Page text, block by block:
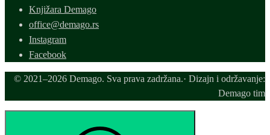
Knjižara Demago
office@demago.rs
Instagram
Facebook
© 2021–2026 Demago. Sva prava zadržana.· Dizajn i održavanje:
Demago tim